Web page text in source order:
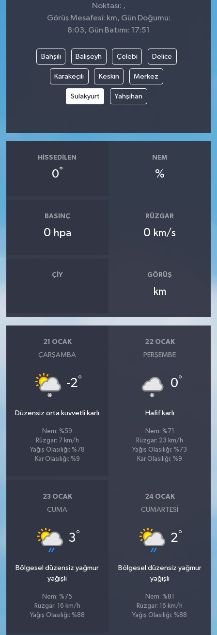
Noktası: ,
Görüş Mesafesi: km, Gün Doğumu:
8:03, Gün Batımı: 17:51
Bahşılı Balışeyh Çelebi Delice
Karakeçili Keskin Merkez
Sulakyurt Yahşihan
HISSEDILEN
0°
NEM
%
BASINÇ
0 hpa
RÜZGAR
0 km/s
ÇIY GÖRÜŞ
km
21 OCAK
ÇARŞAMBA
-2°
Düzensiz orta kuvvetli karlı
Nem: %59
Rüzgar: 7 km/h
Yağış Olasılığı: %78
Kar Olasılığı: %9
22 OCAK
PERŞEMBE
0°
Hafif karlı
Nem: %71
Rüzgar: 23 km/h
Yağış Olasılığı: %73
Kar Olasılığı: %9
23 OCAK
CUMA
3°
Bölgesel düzensiz yağmur
yağışlı
Nem: %75
Rüzgar: 16 km/h
Yağış Olasılığı: %88
24 OCAK
CUMARTESI
2°
Bölgesel düzensiz yağmur
yağışlı
Nem: %81
Rüzgar: 16 km/h
Yağış Olasılığı: %88